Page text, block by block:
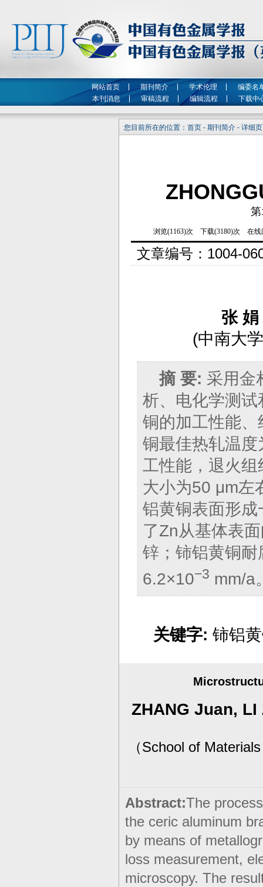
网站首页 期刊简介 学术伦理
编委名
本刊消息
审稿流程 编辑流程 下载中
您目前所在的位置：首页 - 期刊简介 - 详细
文章编号： 1004-
张 娟
(中南大
摘 要: 采用金
析、电化学测
铜的加工性能
铜最佳热轧温
工性能，退火
大小为50 μm左
铝黄铜表面形
了Zn从基体表
锌；铈铝黄铜
6.2×10−3 mm/a
关键字: 铈铝
ZHANG Juan, LI
（School of
Abstract:The
the ceric aluminum
by means of
loss measurement,
microscopy. The